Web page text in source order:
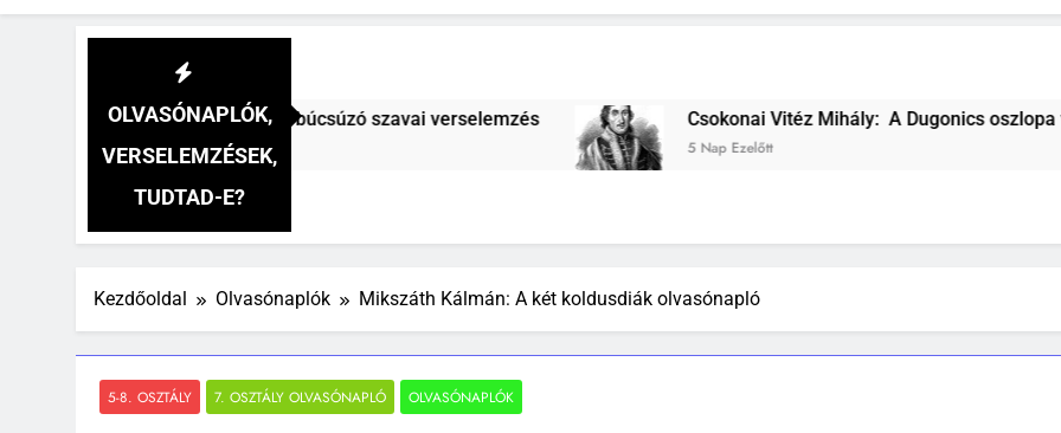
OLVASÓNAPLÓK,
VERSELEMZÉSEK,
TUDTAD-E?
fársáng búcsúzó szavai verselemzés Csokonai Vitéz Mihály: A Dugonics oszlopa verselemzés
Kezdőoldal Olvasónaplók Mikszáth Kálmán: A két koldusdiák olvasónapló
5-8. OSZTÁLY 7. OSZTÁLY OLVASÓNAPLÓ OLVASÓNAPLÓK